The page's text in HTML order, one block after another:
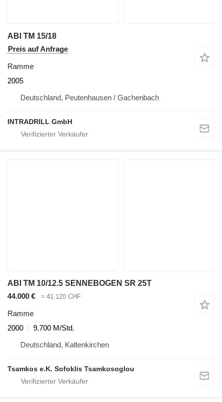
ABI TM 15/18
Preis auf Anfrage
Ramme
2005
Deutschland, Peutenhausen / Gachenbach
INTRADRILL GmbH
ABI TM 10/12.5 SENNEBOGEN SR 25T
44.000 €
≈ 41.120 CHF
Ramme
2000
9.700 M/Std.
Deutschland, Kaltenkirchen
Tsamkos e.K. Sofoklis Tsamkosoglou